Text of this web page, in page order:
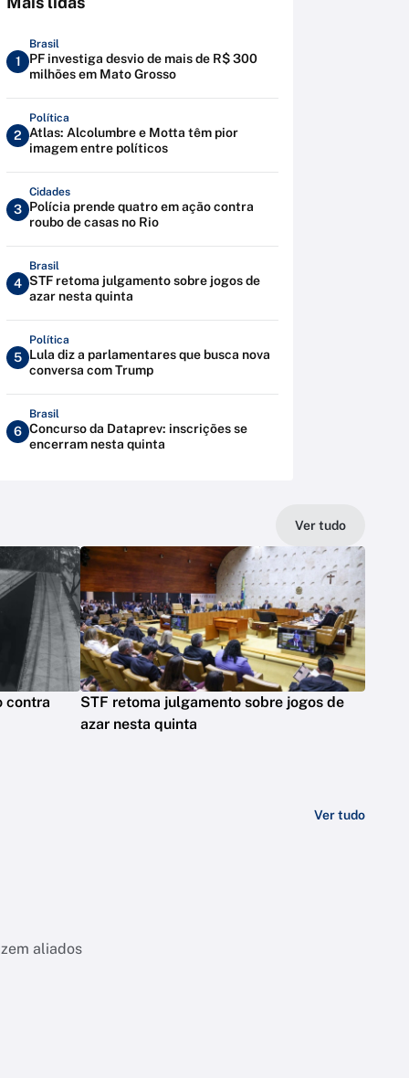
1
Brasil
PF investiga desvio de mais de R$ 300
milhões em Mato Grosso
2
Política
Atlas: Alcolumbre e Motta têm pior
imagem entre políticos
3
Cidades
Polícia prende quatro em ação contra
roubo de casas no Rio
4
Brasil
STF retoma julgamento sobre jogos de
azar nesta quinta
5
Política
Lula diz a parlamentares que busca nova
conversa com Trump
6
Brasil
Concurso da Dataprev: inscrições se
encerram nesta quinta
Ver tudo
contra
STF retoma julgamento sobre jogos de
azar nesta quinta
Ver tudo
aliados